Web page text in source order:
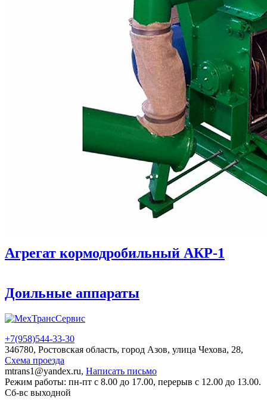
Агрегат кормодробильный АКР-1
Доильные аппараты
+7(958)544-33-30
346780, Ростовская область, город Азов, улица Чехова, 28,
Схема проезда
mtrans1@yandex.ru, Написать письмо
Режим работы: пн-пт с 8.00 до 17.00, перерыв с 12.00 до 13.00.
Сб-вс выходной